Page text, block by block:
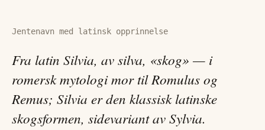
Jentenavn med latinsk opprinnelse
Fra latin Silvia, av silva, «skog» — i
romersk mytologi mor til Romulus og
Remus; Silvia er den klassisk latinske
skogsformen, sidevariant av Sylvia.